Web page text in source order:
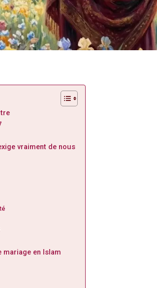
vraiment de nous
mariage en Islam